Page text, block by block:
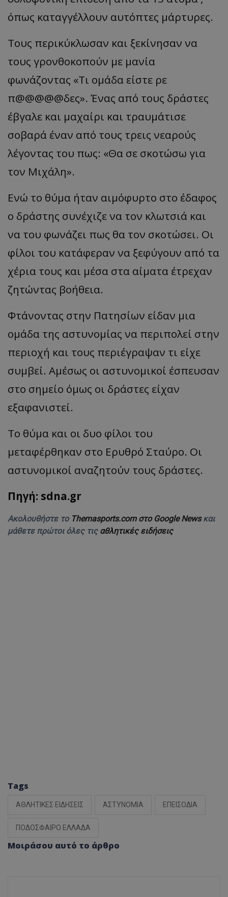
όπως καταγγέλλουν αυτόπτες μάρτυρες.
Τους περικύκλωσαν και ξεκίνησαν να
τους γρονθοκοπούν με μανία
φωνάζοντας «Τι ομάδα είστε ρε
π@@@@@δες». Ένας από τους δράστες
έβγαλε και μαχαίρι και τραυμάτισε
σοβαρά έναν από τους τρεις νεαρούς
λέγοντας του πως: «Θα σε σκοτώσω για
τον Μιχάλη».
Ενώ το θύμα ήταν αιμόφυρτο στο έδαφος
ο δράστης συνέχιζε να τον κλωτσιά και
να του φωνάζει πως θα τον σκοτώσει. Οι
φίλοι του κατάφεραν να ξεφύγουν από τα
χέρια τους και μέσα στα αίματα έτρεχαν
ζητώντας βοήθεια.
Φτάνοντας στην Πατησίων είδαν μια
ομάδα της αστυνομίας να περιπολεί στην
περιοχή και τους περιέγραψαν τι είχε
συμβεί. Αμέσως οι αστυνομικοί έσπευσαν
στο σημείο όμως οι δράστες είχαν
εξαφανιστεί.
Το θύμα και οι δυο φίλοι του
μεταφέρθηκαν στο Ερυθρό Σταύρο. Οι
αστυνομικοί αναζητούν τους δράστες.
Πηγή: sdna.gr
Ακολουθήστε το Themasports.com στο Google Newsκαι
μάθετε πρώτοι όλες τις αθλητικές ειδήσεις
Tags
ΑΘΛΗΤΙΚΕΣ ΕΙΔΗΣΕΙΣ ΑΣΤΥΝΟΜΙΑ ΕΠΕΙΣΟΔΙΑ
ΠΟΔΟΣΦΑΙΡΟ ΕΛΛΑΔΑ
Μοιράσου αυτό το άρθρο